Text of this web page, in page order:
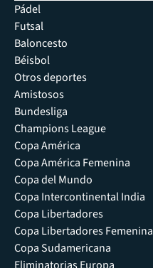
Pádel
Futsal
Baloncesto
Béisbol
Otros deportes
Amistosos
Bundesliga
Champions League
Copa América
Copa América Femenina
Copa del Mundo
Copa Intercontinental India
Copa Libertadores
Copa Libertadores Femenina
Copa Sudamericana